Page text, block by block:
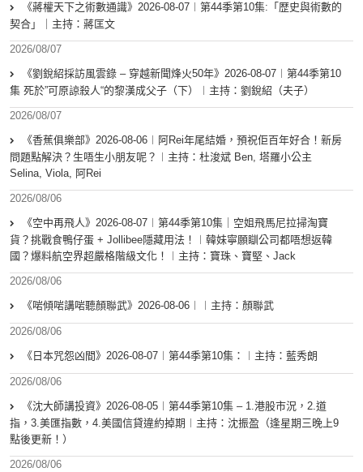
《蔣權天下之術數通識》2026-08-07︱第44季第10集:「歴史與術數的
契合」｜主持：蔣匡文
2026/08/07
《劉銳紹採訪風雲錄 – 穿越新聞烽火50年》2026-08-07︱第44季第10
集 死於”可原諒殺人“的黎漢成父子（下）︱主持：劉銳紹（夫子）
2026/08/07
《香蕉俱樂部》2026-08-06︱阿Rei年尾結婚，預祝佢百年好合！新房
問題點解決？生唔生小朋友呢？︱主持：杜浚斌 Ben, 塔羅小公主
Selina, Viola, 阿Rei
2026/08/06
《空中再飛人》2026-08-07︱第44季第10集｜空姐飛馬尼拉掃淘寶
貨？挑戰食鴨仔蛋 + Jollibee隱藏用法！︱韓妹寧願瞓公司都唔想返韓
國？爆料航空界超嚴格階級文化！︱主持：寶珠、寶堅、Jack
2026/08/06
《啱傾啱講啱聽顏聯武》2026-08-06︱︱主持：顏聯武
2026/08/06
《日本咒怨凶間》2026-08-07︱第44季第10集：︱主持：藍秀朗
2026/08/06
《沈大師講投資》2026-08-05︱第44季第10集 – 1.港股市況，2.道
指，3.美匯指數，4.美國信貸違約掉期︱主持：沈振盈（逢星期三晚上9
點後更新！）
2026/08/06